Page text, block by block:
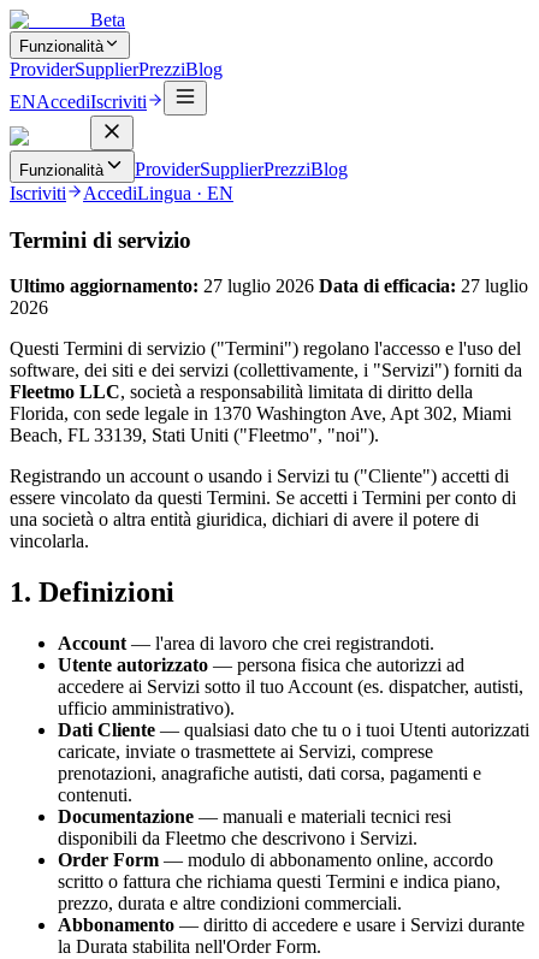
Beta
Funzionalità
ProviderSupplierPrezziBlog
ENAccediIscriviti
Funzionalità ProviderSupplierPrezziBlog
Iscriviti
AccediLingua · EN
Termini di servizio
Ultimo aggiornamento: 27 luglio 2026 Data di efficacia: 27 luglio
2026
Questi Termini di servizio ("Termini") regolano l'accesso e l'uso del
software, dei siti e dei servizi (collettivamente, i "Servizi") forniti da
Fleetmo LLC, società a responsabilità limitata di diritto della
Florida, con sede legale in 1370 Washington Ave, Apt 302, Miami
Beach, FL 33139, Stati Uniti ("Fleetmo", "noi").
Registrando un account o usando i Servizi tu ("Cliente") accetti di
essere vincolato da questi Termini. Se accetti i Termini per conto di
una società o altra entità giuridica, dichiari di avere il potere di
vincolarla.
1. Definizioni
Account — l'area di lavoro che crei registrandoti.
Utente autorizzato — persona fisica che autorizzi ad
accedere ai Servizi sotto il tuo Account (es. dispatcher, autisti,
ufficio amministrativo).
Dati Cliente — qualsiasi dato che tu o i tuoi Utenti autorizzati
caricate, inviate o trasmettete ai Servizi, comprese
prenotazioni, anagrafiche autisti, dati corsa, pagamenti e
contenuti.
Documentazione — manuali e materiali tecnici resi
disponibili da Fleetmo che descrivono i Servizi.
Order Form — modulo di abbonamento online, accordo
scritto o fattura che richiama questi Termini e indica piano,
prezzo, durata e altre condizioni commerciali.
Abbonamento — diritto di accedere e usare i Servizi durante
la Durata stabilita nell'Order Form.